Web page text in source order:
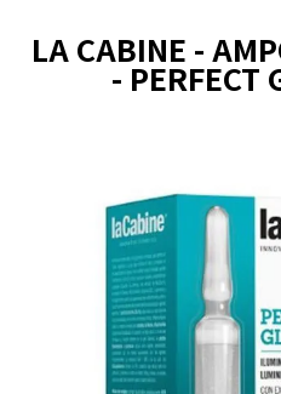
LA CABINE -
- PERFECT